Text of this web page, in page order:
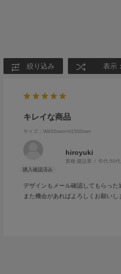
絞り込み 表示
キレイな商品
サイズ：W450mm×H1500mm
hiroyuki
業種:建設業 年代:50代
デザインもメール確認してもらっ
また機会があればよろしくお願いし